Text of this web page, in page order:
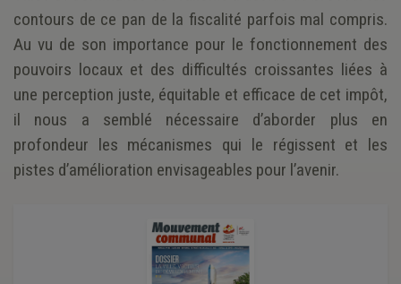
contours de ce pan de la fiscalité parfois mal compris.
Au vu de son importance pour le fonctionnement des
pouvoirs locaux et des difficultés croissantes liées à
une perception juste, équitable et efficace de cet impôt,
il nous a semblé nécessaire d’aborder plus en
profondeur les mécanismes qui le régissent et les
pistes d’amélioration envisageables pour l’avenir.